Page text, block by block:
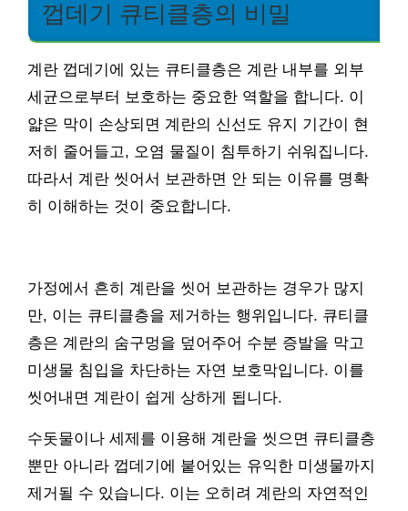
껍데기 큐티클층의 비밀
계란 껍데기에 있는 큐티클층은 계란 내부를 외부
세균으로부터 보호하는 중요한 역할을 합니다. 이
얇은 막이 손상되면 계란의 신선도 유지 기간이 현
저히 줄어들고, 오염 물질이 침투하기 쉬워집니다.
따라서 계란 씻어서 보관하면 안 되는 이유를 명확
히 이해하는 것이 중요합니다.
가정에서 흔히 계란을 씻어 보관하는 경우가 많지
만, 이는 큐티클층을 제거하는 행위입니다. 큐티클
층은 계란의 숨구멍을 덮어주어 수분 증발을 막고
미생물 침입을 차단하는 자연 보호막입니다. 이를
씻어내면 계란이 쉽게 상하게 됩니다.
수돗물이나 세제를 이용해 계란을 씻으면 큐티클층
뿐만 아니라 껍데기에 붙어있는 유익한 미생물까지
제거될 수 있습니다. 이는 오히려 계란의 자연적인